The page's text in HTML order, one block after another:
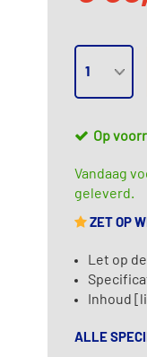
Op
Vandaag
geleverd.
ZET OP
Let op
Inhoud
ALLE